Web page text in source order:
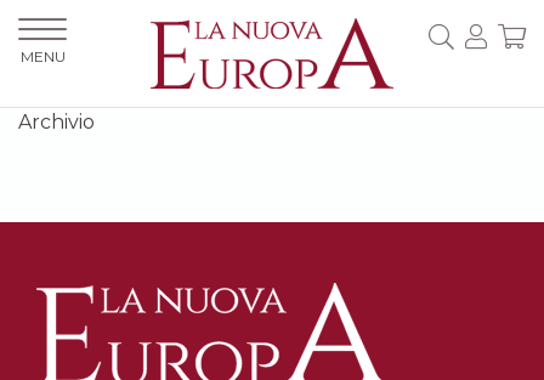
Archivio
MENU